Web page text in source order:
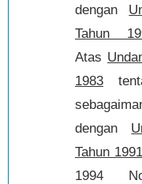
dengan
Tahun
Atas
1983
dengan
Tahun 1991
1994